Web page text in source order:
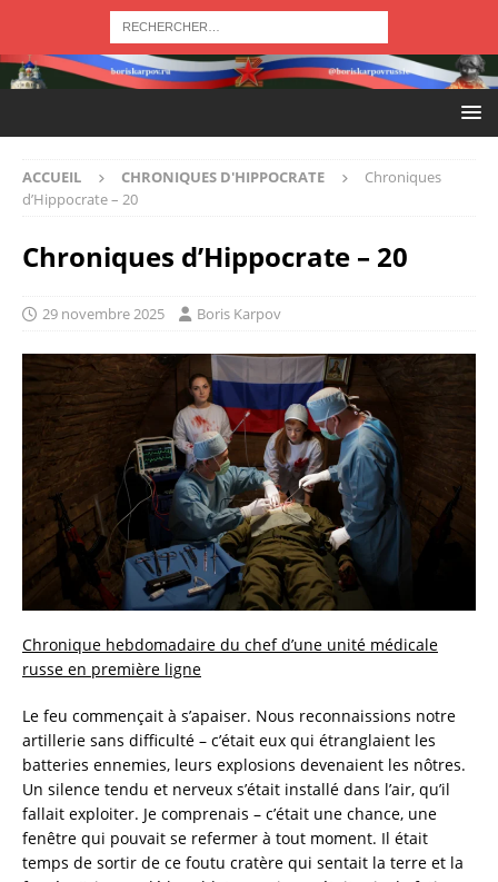
ACCUEIL CHRONIQUES D'HIPPOCRATE
Chroniques
d’Hippocrate – 20
Chroniques d’Hippocrate – 20
29 novembre 2025 Boris Karpov
Chronique hebdomadaire du chef d’une unité médicale
russe en première ligne
Le feu commençait à s’apaiser. Nous reconnaissions notre
artillerie sans difficulté – c’était eux qui étranglaient les
batteries ennemies, leurs explosions devenaient les nôtres.
Un silence tendu et nerveux s’était installé dans l’air, qu’il
fallait exploiter. Je comprenais – c’était une chance, une
fenêtre qui pouvait se refermer à tout moment. Il était
temps de sortir de ce foutu cratère qui sentait la terre et la